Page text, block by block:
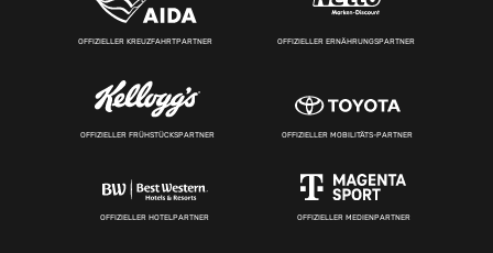
OFFIZIELLER KREUZFAHRTPARTNER OFFIZIELLER ERNÄHRUNGSPARTNER
OFFIZIELLER FRÜHSTÜCKSPARTNER OFFIZIELLER MOBILITÄTS-PARTNER
OFFIZIELLER HOTELPARTNER OFFIZIELLER MEDIENPARTNER